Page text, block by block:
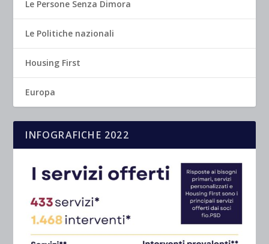
Le Persone Senza Dimora
Le Politiche nazionali
Housing First
Europa
INFOGRAFICHE 2022